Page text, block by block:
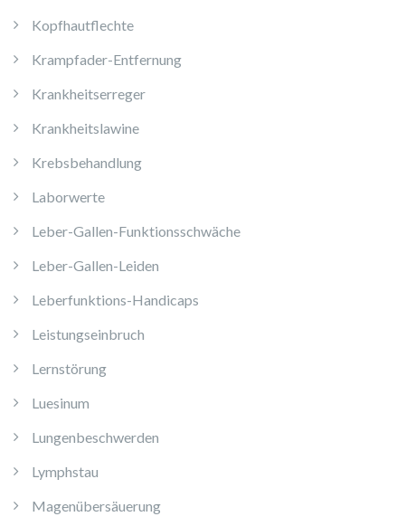
Kopfhautflechte
Krampfader-Entfernung
Krankheitserreger
Krankheitslawine
Krebsbehandlung
Laborwerte
Leber-Gallen-Funktionsschwäche
Leber-Gallen-Leiden
Leberfunktions-Handicaps
Leistungseinbruch
Lernstörung
Luesinum
Lungenbeschwerden
Lymphstau
Magenübersäuerung